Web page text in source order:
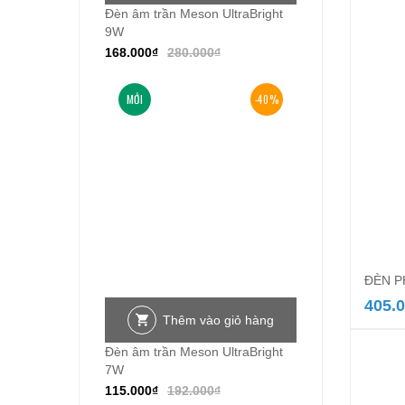
ĐÈN
Đèn âm trần Meson UltraBright
9W
280.000₫
168.000₫
-40%
MỚI
Thêm vào giỏ hàng
Đèn âm trần Meson UltraBright
7W
192.000₫
115.000₫